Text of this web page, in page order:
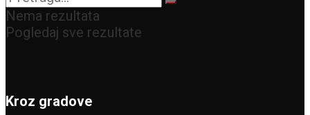
Nema rezultata
Pogledaj sve rezultate
Kroz gradove